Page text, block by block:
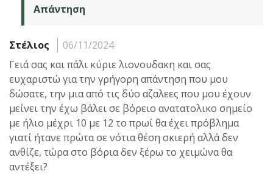
Απάντηση
Στέλιος
06/11/2024
Γειά σας και πάλι κύριε λιονουδακη και σας
ευχαριστώ για την γρήγορη απάντηση που μου
δώσατε, την μια από τις δύο αζαλεες που μου έχουν
μείνει την έχω βάλει σε βόρειο ανατατολικο σημείο
με ήλιο μέχρι 10 με 12 το πρωί θα έχει πρόβλημα
γιατί ήτανε πρώτα σε νότια θέση σκιερή αλλά δεν
ανθίζε, τώρα στο βόρια δεν ξέρω το χειμώνα θα
αντέξει?